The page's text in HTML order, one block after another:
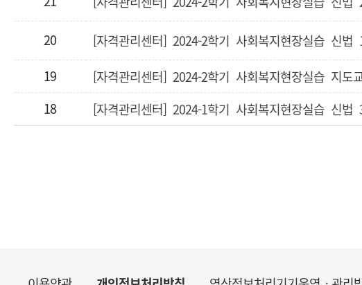
20 [자격관리센터] 2024-2학기 사회복지현장실습 신
19
18
[자격관리센터] 2024-1학기 사회복지현장실습 신